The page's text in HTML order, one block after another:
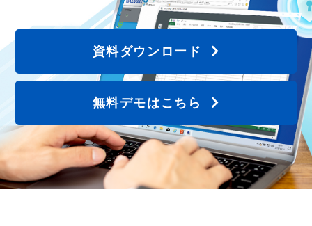
資料ダウンロード
無料デモはこちら